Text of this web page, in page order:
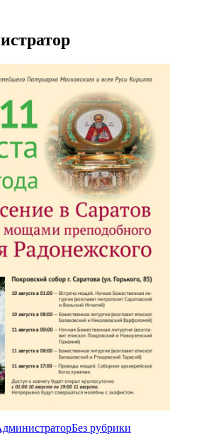
Рубрики
Без рубрики